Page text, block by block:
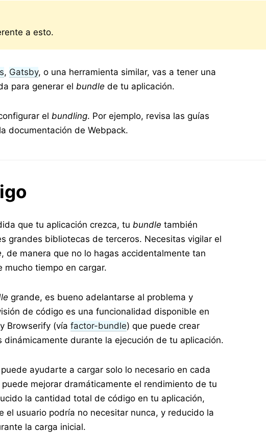
a esto.
, Gatsby, o una herramienta similar, vas a tener una
para generar elbundle de tu aplicación.
elbundling. Por ejemplo, revisa las guías
documentación de Webpack.
que tu aplicación crezca, tubundle también
grandes bibliotecas de terceros. Necesitas vigilar el
, de manera que no lo hagas accidentalmente tan
mucho tiempo en cargar.
grande, es bueno adelantarse al problema y
de código es una funcionalidad disponible en
y Browserify (víafactor-bundle) que puede crear
dinámicamente durante la ejecución de tu aplicación.
ayudarte a cargar solo lo necesario en cada
mejorar dramáticamente el rendimiento de tu
la cantidad total de código en tu aplicación,
el usuario podría no necesitar nunca, y reducido la
la carga inicial.